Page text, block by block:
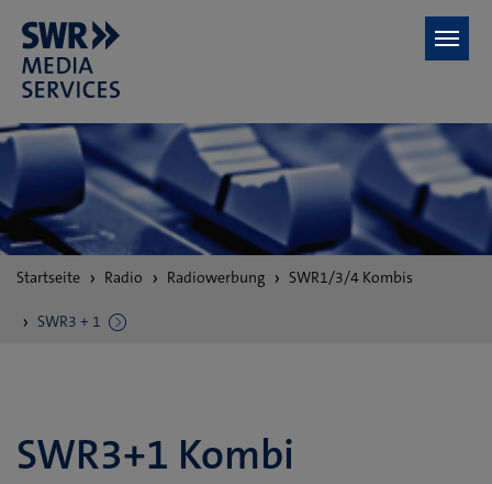
Sie
hier:
Startseite Radio Radiowerbung SWR1/3/4 Kombis
SWR3 + 1
SWR3+1 Kombi